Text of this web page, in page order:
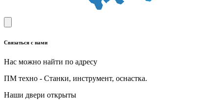
Связаться с нами
Нас можно найти по адресу
ПМ техно - Станки, инструмент, оснастка.
Наши двери открыты